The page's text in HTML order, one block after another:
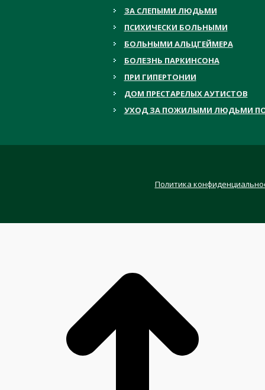
ЗА СЛЕПЫМИ ЛЮДЬМИ
ПСИХИЧЕСКИ БОЛЬНЫМИ
БОЛЬНЫМИ АЛЬЦГЕЙМЕРА
БОЛЕЗНЬ ПАРКИНСОНА
ПРИ ГИПЕРТОНИИ
ДОМ ПРЕСТАРЕЛЫХ АУТИСТОВ
УХОД ЗА ПОЖИЛЫМИ ЛЮДЬМИ
Политика